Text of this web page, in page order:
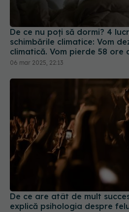
De ce nu poți să dormi? 4
schimbările climatice: Vom
climatică. Vom pierde 58 ore
06 mar 2025, 22:13
De ce are atât de mult
explică psihologia despre